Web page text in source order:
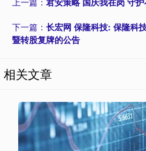
下一篇： 长宏网 保隆科技: 保隆科
暨转股复牌的公告
相关文章